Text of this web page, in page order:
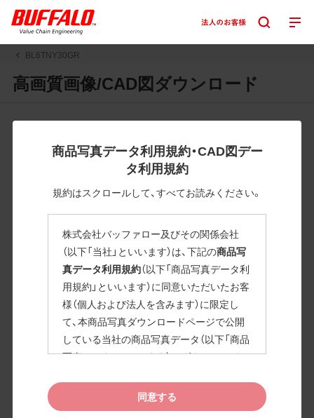
BL6TNY30GR
高画質画像/CAD図ダウンロード
商品写真データ利用規約・CAD図デー
タ利用規約
規約はスクロールして、すべてお読みください。
株式会社バッファロー及びその関係会社
（以下「当社」といいます）は、下記の商品写
真データ利用規約（以下「商品写真データ利
用規約」といいます）に同意いただいたお客
様（個人および法人を含みます）に限定し
て、本商品写真ダウンロードページで公開
している当社の商品写真データ（以下「商品
写真データ」といいます）のダウンロードお
また、当社は、下記のCAD図データ利用規約
（以下「CAD図データ利用規約」といいます）
同意する
すと圧縮ファイルのダウンロードが始まります。
JPEG・EPSファイルにはパスが設定されています。画像編集
の際に便利です。PNG画像は原則として背景を透過したもの
を提供しています。
掲載データ「JPEG、PNG : 低解像度(RGBカラー)」 「EPS : 高
解像度(CMYKカラー)」
BL6TNY30GR
高画質画像